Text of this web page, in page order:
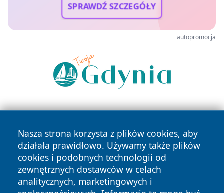
SPRAWDŹ SZCZEGÓŁY
autopromocja
Nasza strona korzysta z plików cookies, aby
działała prawidłowo. Używamy także plików
cookies i podobnych technologii od
zewnętrznych dostawców w celach
analitycznych, marketingowych i
Copyright © 2026 przemyslonline.pl Wszystkie prawa
zastrzeżone.